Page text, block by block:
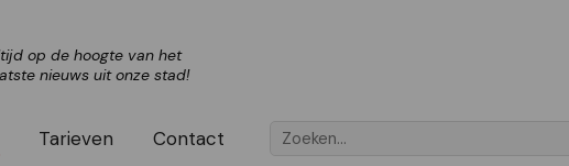
op de hoogte van het
nieuws uit onze stad!
Tarieven Contact